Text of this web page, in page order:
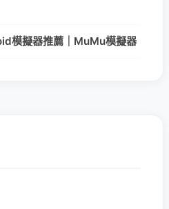
模擬器推薦｜MuMu模擬器